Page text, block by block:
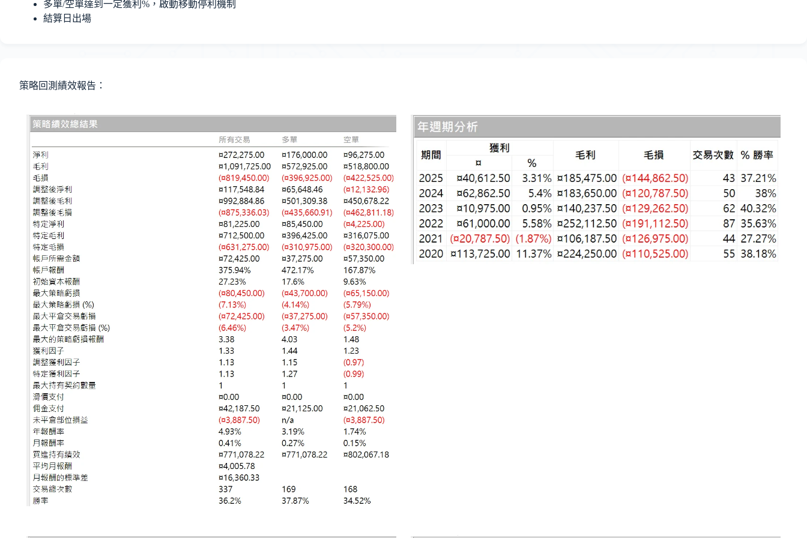
多單/空單達到一定獲利%，啟動移動停利機制
結算日出場
策略回測績效報告：